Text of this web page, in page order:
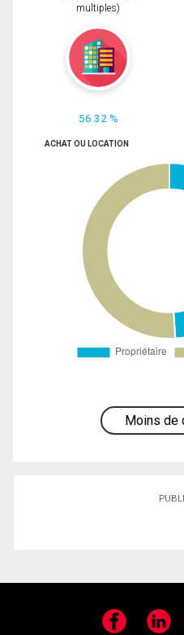
multiples)
56.32 %
ACHAT OU LOCATION
Moins de
Facebook LinkedIn